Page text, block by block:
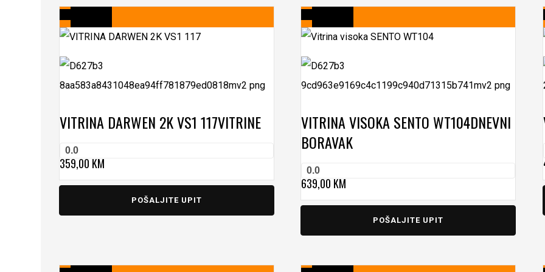
VITRINA DARWEN 2K VS1 117VITRINE
0.0
359,00 KM
POŠALJITE UPIT
VITRINA VISOKA SENTO WT104DNEVNI
BORAVAK
0.0
639,00 KM
POŠALJITE UPIT